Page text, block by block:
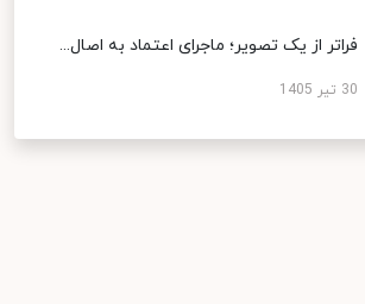
فراتر از یک تصویر؛ ماجرای اعتماد به اصال...
30 تیر 1405